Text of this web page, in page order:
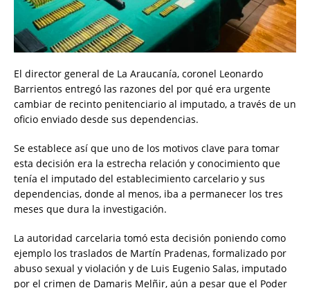
El director general de La Araucanía, coronel Leonardo
Barrientos entregó las razones del por qué era urgente
cambiar de recinto penitenciario al imputado, a través de un
oficio enviado desde sus dependencias.
Se establece así que uno de los motivos clave para tomar
esta decisión era la estrecha relación y conocimiento que
tenía el imputado del establecimiento carcelario y sus
dependencias, donde al menos, iba a permanecer los tres
meses que dura la investigación.
La autoridad carcelaria tomó esta decisión poniendo como
ejemplo los traslados de Martín Pradenas, formalizado por
abuso sexual y violación y de Luis Eugenio Salas, imputado
por el crimen de Damaris Melñir, aún a pesar que el Poder